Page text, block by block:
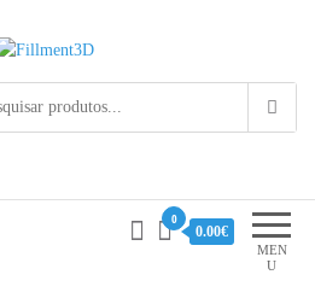
MEN
U
0
0.00€